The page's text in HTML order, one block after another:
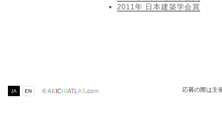
2011年 日本建築学会賞
JA EN ©AK C H ATLAS.com 応募の際は主